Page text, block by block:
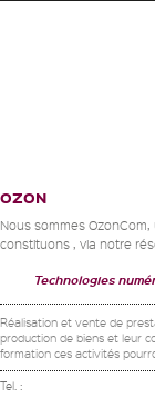
OZON
Nous sommes
constituons , via notre
Technologies
Réalisation et vente de
production de biens et leur
formation ces activités
Tel. :